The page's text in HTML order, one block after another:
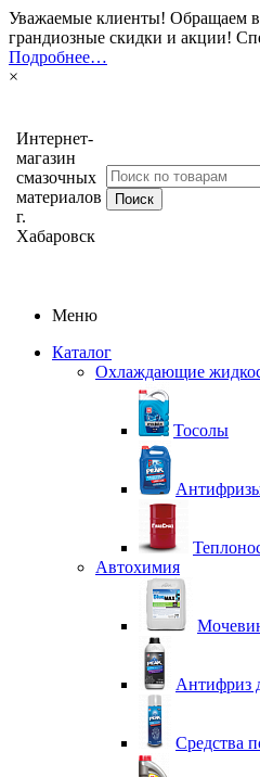
Уважаемые клиенты! Обращаем
грандиозные скидки и акции!
Подробнее…
×
Интернет-
магазин
смазочных
материалов
г.
Хабаровск
Меню
Каталог
Охлаждающие
Тосолы
Автохимия
Антифриз
Средства